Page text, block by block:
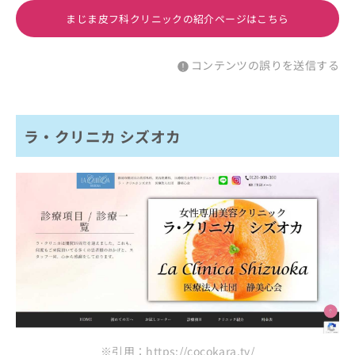
まじま皮フ科クリニックの紹介ページはこちら
コンテンツの誤りを送信する
ラ・クリニカ シズオカ
※引用：https://cocokara.tv/